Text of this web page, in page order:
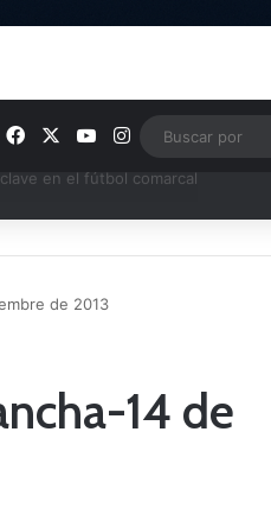
FacebookYouTube
Instagram
de 2013
14 de